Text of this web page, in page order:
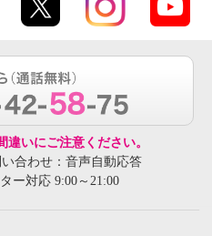
いにご注意ください。
合わせ：音声自動応答
ー対応 9:00～21:00